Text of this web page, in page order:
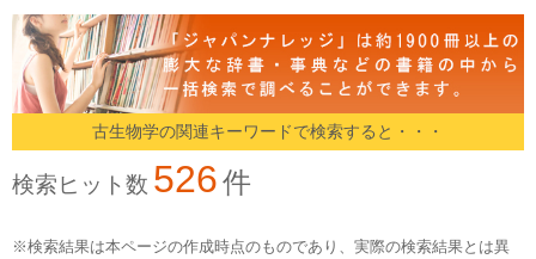
古生物学の関連キーワードで検索すると・・・
検索ヒット数 526件
※検索結果は本ページの作成時点のものであり、実際の検索結果とは異